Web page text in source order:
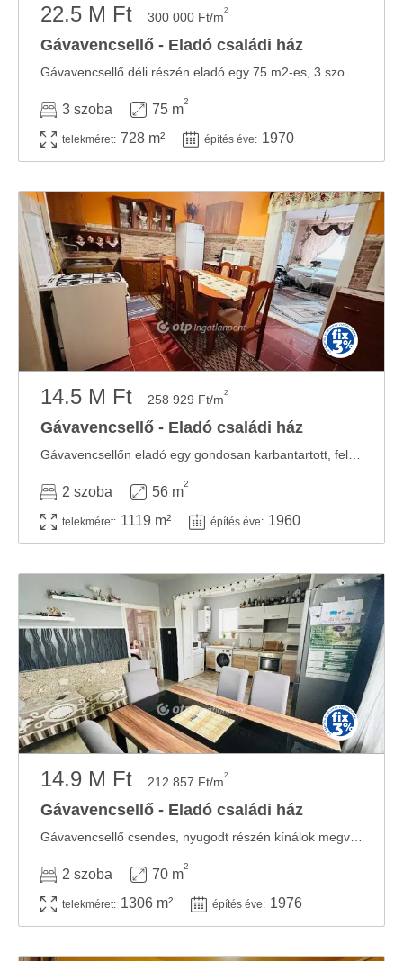
22.5 M Ft 300 000 Ft/m2
Gávavencsellő - Eladó családi ház
3 szoba 75 m
2
telekméret: 728 m² építés éve: 1970
14.5 M Ft 258 929 Ft/m2
Gávavencsellő - Eladó családi ház
2 szoba 56 m
2
telekméret: 1119 m² építés éve: 1960
14.9 M Ft 212 857 Ft/m2
Gávavencsellő - Eladó családi ház
2 szoba 70 m
2
telekméret: 1306 m² építés éve: 1976